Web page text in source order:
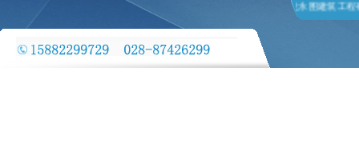
四川龙永图建筑工程有限